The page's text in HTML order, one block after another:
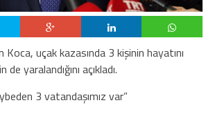
Koca, uçak kazasında 3 kişinin hayatını
yaralandığını açıkladı.
3 vatandaşımız var”